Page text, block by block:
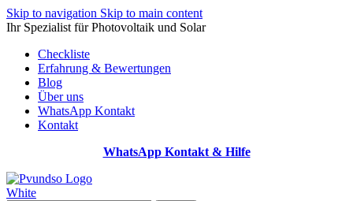
Skip to navigation Skip to main content
Ihr Spezialist für Photovoltaik und Solar
Checkliste
Erfahrung & Bewertungen
Blog
Über uns
WhatsApp Kontakt
Kontakt
WhatsApp Kontakt & Hilfe